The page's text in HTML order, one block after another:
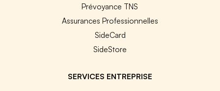
Prévoyance TNS
Assurances Professionnelles
SideCard
SideStore
SERVICES ENTREPRISE